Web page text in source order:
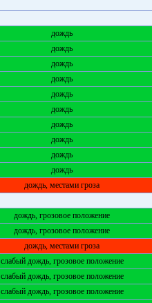
дождь
дождь
дождь
дождь
дождь
дождь
дождь
дождь
дождь
дождь
дождь, местами гроза
дождь, грозовое положение
дождь, грозовое положение
дождь, местами гроза
слабый дождь, грозовое положение
слабый дождь, грозовое положение
слабый дождь, грозовое положение